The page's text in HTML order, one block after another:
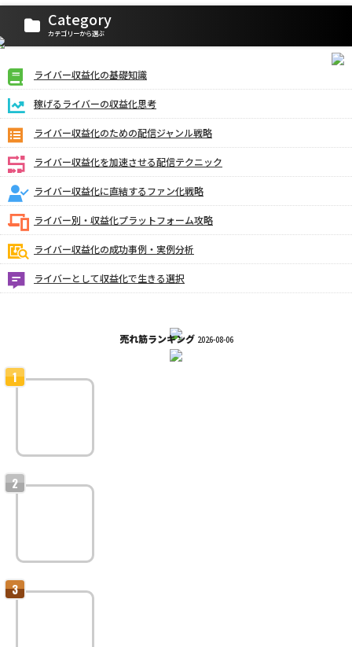
Category
カテゴリーから選ぶ
ライバー収益化の基礎知識
稼げるライバーの収益化思考
ライバー収益化のための配信ジャンル戦略
ライバー収益化を加速させる配信テクニック
ライバー収益化に直結するファン化戦略
ライバー別・収益化プラットフォーム攻略
ライバー収益化の成功事例・実例分析
ライバーとして収益化で生きる選択
売れ筋ランキング 2026-08-06